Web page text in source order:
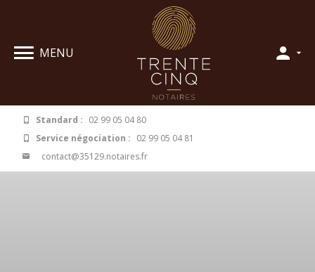
MENU
Standard : 02 99 05 04 80
Service négociation : 02 99 05 04 81
contact@35129.notaires.fr
Panneau de gestion des cookies